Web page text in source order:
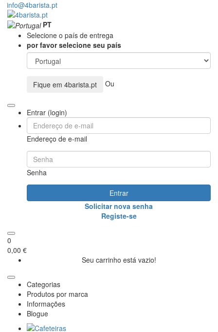
info@4barista.pt
PT
Selecione o país de entrega
por favor selecione seu país
Fique em 4barista.pt Ou
Entrar (login)
Endereço de e-mail
Senha
Entrar
Solicitar nova senha
Registe-se
0
0,00 €
Seu carrinho está vazio!
Categorias
Produtos por marca
Informações
Blogue